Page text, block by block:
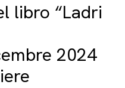
libro “Ladri
2024